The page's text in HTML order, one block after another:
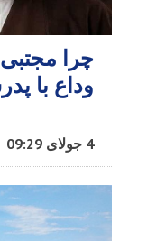
چرا
وداع با
4 جولای 09:29